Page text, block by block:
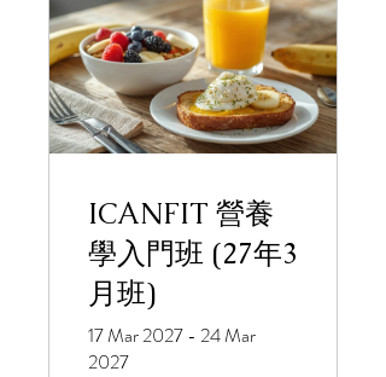
ICANFIT 營養
學入門班 (27年3
月班)
17 Mar 2027 - 24 Mar
2027